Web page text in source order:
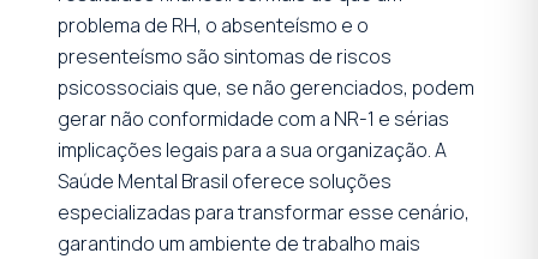
problema de RH, o absenteísmo e o
presenteísmo são sintomas de riscos
psicossociais que, se não gerenciados, podem
gerar não conformidade com a NR-1 e sérias
implicações legais para a sua organização. A
Saúde Mental Brasil oferece soluções
especializadas para transformar esse cenário,
garantindo um ambiente de trabalho mais